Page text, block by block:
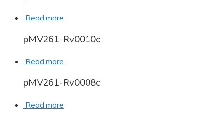
Read more
pMV261-Rv0010c
Read more
pMV261-Rv0008c
Read more